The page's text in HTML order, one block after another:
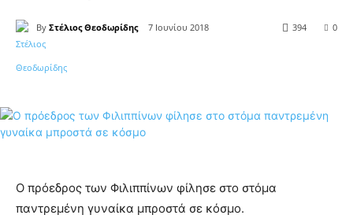
By Στέλιος Θεοδωρίδης 7 Ιουνίου 2018 0
394
Ο πρόεδρος των Φιλιππίνων φίλησε στο στόμα
παντρεμένη γυναίκα μπροστά σε κόσμο.